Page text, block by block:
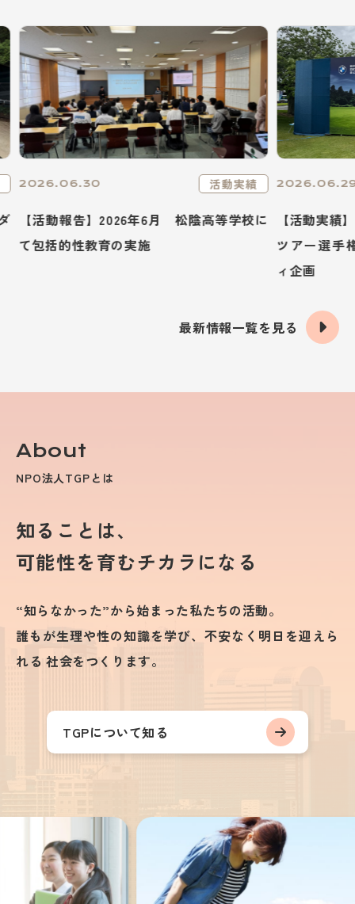
実績
校に
2026.06.29 活動実績
【活動実績】2026年6月 BMW日本ゴルフ
ツアー選手権森ビルカップにてチャリテ
【活
専と連
最新情報一覧を見る
About
NPO法人TGPとは
知ることは、
可能性を育むチカラになる
“知らなかった”から始まった私たちの活動。
誰もが生理や性の知識を学び、不安なく明日を迎えら
れる 社会をつくります。
TGPについて知る